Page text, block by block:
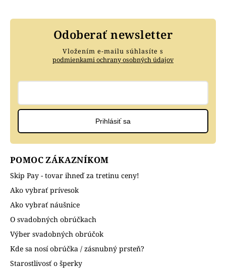
POMOC ZÁKAZNÍKOM
Skip Pay - tovar ihneď za tretinu ceny!
Ako vybrať prívesok
Ako vybrať náušnice
O svadobných obrúčkach
Výber svadobných obrúčok
Kde sa nosí obrúčka / zásnubný prsteň?
Starostlivosť o šperky
Odoberať newsletter
Vložením e-mailu súhlasíte s
podmienkami ochrany osobných údajov
Prihlásiť sa